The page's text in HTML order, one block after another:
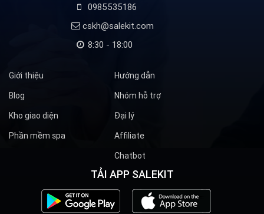
0985535186
cskh@salekit.com
8:30 - 18:00
Giới thiệu
Blog
Kho giao diện
Phần mềm spa
Hướng dẫn
Nhóm hỗ trợ
Đại lý
Affiliate
Chatbot
TẢI APP SALEKIT